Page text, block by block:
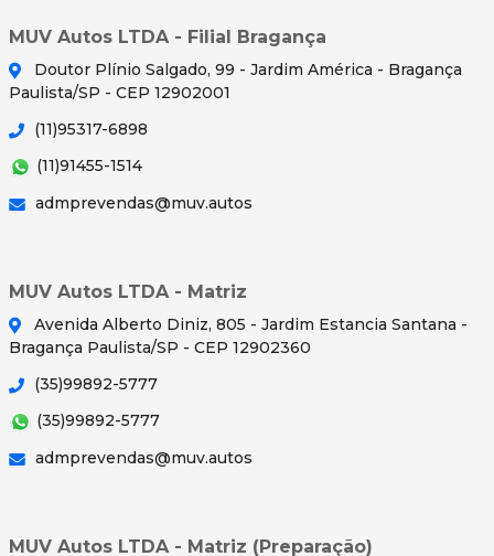
MUV Autos LTDA - Filial Bragança
Doutor Plínio Salgado, 99 - Jardim América - Bragança
Paulista/SP - CEP 12902001
(11)95317-6898
(11)91455-1514
admprevendas@muv.autos
MUV Autos LTDA - Matriz
Avenida Alberto Diniz, 805 - Jardim Estancia Santana -
Bragança Paulista/SP - CEP 12902360
(35)99892-5777
(35)99892-5777
admprevendas@muv.autos
MUV Autos LTDA - Matriz (Preparação)